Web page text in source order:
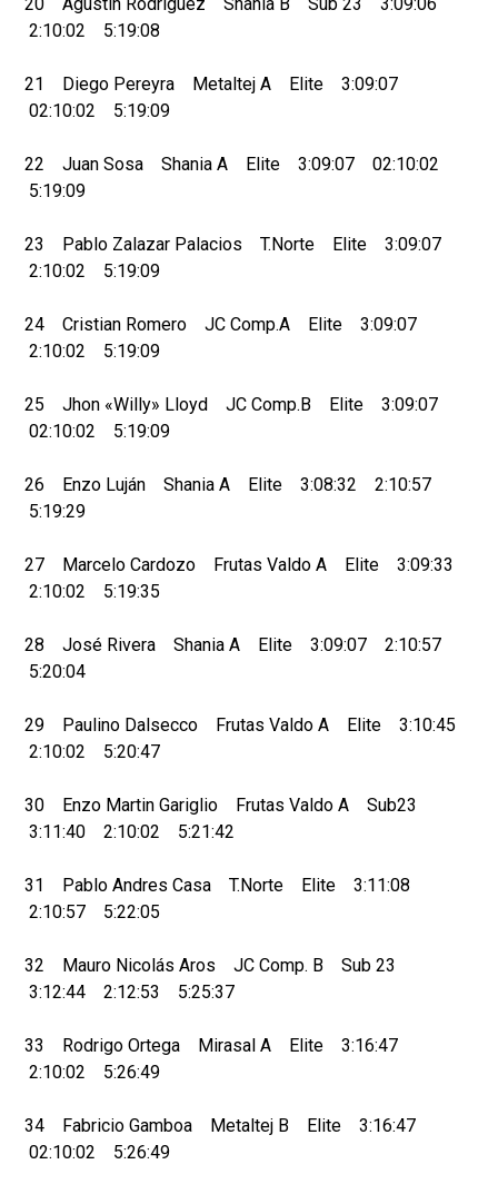
2:10:02 5:19:08
21 Diego Pereyra Metaltej A Elite 3:09:07
02:10:02 5:19:09
22 Juan Sosa Shania A Elite 3:09:07 02:10:02
5:19:09
23 Pablo Zalazar Palacios T.Norte Elite 3:09:07
2:10:02 5:19:09
24 Cristian Romero JC Comp.A Elite 3:09:07
2:10:02 5:19:09
25 Jhon «Willy» Lloyd JC Comp.B Elite 3:09:07
02:10:02 5:19:09
26 Enzo Luján Shania A Elite 3:08:32 2:10:57
5:19:29
27 Marcelo Cardozo Frutas Valdo A Elite 3:09:33
2:10:02 5:19:35
28 José Rivera Shania A Elite 3:09:07 2:10:57
5:20:04
29 Paulino Dalsecco Frutas Valdo A Elite 3:10:45
2:10:02 5:20:47
30 Enzo Martin Gariglio Frutas Valdo A Sub23
3:11:40 2:10:02 5:21:42
31 Pablo Andres Casa T.Norte Elite 3:11:08
2:10:57 5:22:05
32 Mauro Nicolás Aros JC Comp. B Sub 23
3:12:44 2:12:53 5:25:37
33 Rodrigo Ortega Mirasal A Elite 3:16:47
2:10:02 5:26:49
34 Fabricio Gamboa Metaltej B Elite 3:16:47
02:10:02 5:26:49